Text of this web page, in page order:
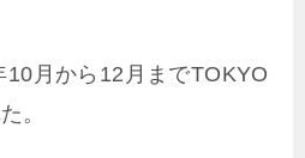
月から12月までTOKYO
。